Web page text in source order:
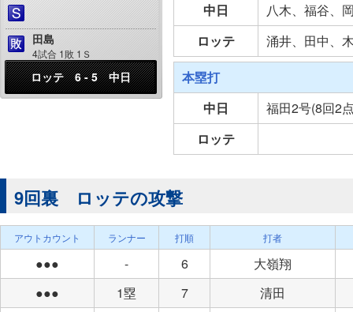
田島
4試合 1敗 1Ｓ
ロッテ 6 - 5 中日
中日
八木、福谷、
ロッテ
涌井、田中、
本塁打
中日
福田2号(8回2
ロッテ
9回裏 ロッテの攻撃
アウトカウント ランナー 打順 打者
●●● - 6
大嶺翔
●●●
1塁 7
清田